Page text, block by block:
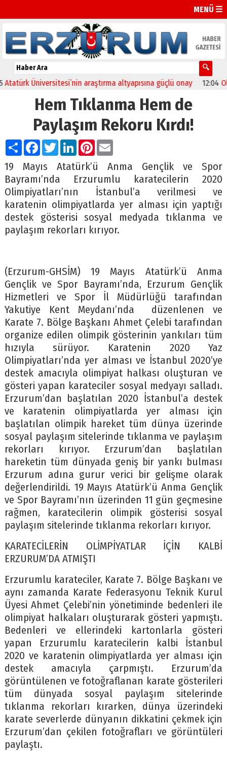
MENÜ ☰
Üniversitesi’nin araştırma altyapısına güçlü onay 12:04
Hem Tıklanma Hem de
Paylaşım Rekoru Kırdı!
PaylaşFacebook
TwitterLinkedIn
Pinterest
Email
19 Mayıs Atatürk’ü Anma Gençlik ve Spor
Bayramı’nda Erzurumlu karatecilerin 2020
Olimpiyatları’nın İstanbul’a verilmesi ve
karatenin olimpiyatlarda yer alması için yaptığı
destek gösterisi sosyal medyada tıklanma ve
paylaşım rekorları kırıyor.
(Erzurum-GHSİM) 19 Mayıs Atatürk’ü Anma
Gençlik ve Spor Bayramı’nda, Erzurum Gençlik
Hizmetleri ve Spor İl Müdürlüğü tarafından
Yakutiye Kent Meydanı’nda düzenlenen ve
Karate 7. Bölge Başkanı Ahmet Çelebi tarafından
organize edilen olimpik gösterinin yankıları tüm
hızıyla sürüyor. Karatenin 2020 Yaz
Olimpiyatları’nda yer alması ve İstanbul 2020’ye
destek amacıyla olimpiyat halkası oluşturan ve
gösteri yapan karateciler sosyal medyayı salladı.
Erzurum’dan başlatılan 2020 İstanbul’a destek
ve karatenin olimpiyatlarda yer alması için
başlatılan olimpik hareket tüm dünya üzerinde
sosyal paylaşım sitelerinde tıklanma ve paylaşım
rekorları kırıyor. Erzurum’dan başlatılan
hareketin tüm dünyada geniş bir yankı bulması
Erzurum adına gurur verici bir gelişme olarak
değerlendirildi. 19 Mayıs Atatürk’ü Anma Gençlik
ve Spor Bayramı’nın üzerinden 11 gün geçmesine
rağmen, karatecilerin olimpik gösterisi sosyal
paylaşım sitelerinde tıklanma rekorları kırıyor.
KARATECİLERİN OLİMPİYATLAR İÇİN KALBİ
ERZURUM’DA ATMIŞTI
Erzurumlu karateciler, Karate 7. Bölge Başkanı ve
aynı zamanda Karate Federasyonu Teknik Kurul
Üyesi Ahmet Çelebi’nin yönetiminde bedenleri ile
olimpiyat halkaları oluşturarak gösteri yapmıştı.
Bedenleri ve ellerindeki kartonlarla gösteri
yapan Erzurumlu karatecilerin kalbi İstanbul
2020 ve karatenin olimpiyatlarda yer alması için
destek amacıyla çarpmıştı. Erzurum’da
görüntülenen ve fotoğraflanan karate gösterileri
tüm dünyada sosyal paylaşım sitelerinde
tıklanma rekorları kırarken, dünya üzerindeki
karate severlerde dünyanın dikkatini çekmek için
Erzurum’dan çekilen fotoğrafları ve görüntüleri
paylaştı.